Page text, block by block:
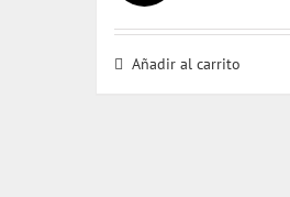
original
era:
actual
Añadir al carrito